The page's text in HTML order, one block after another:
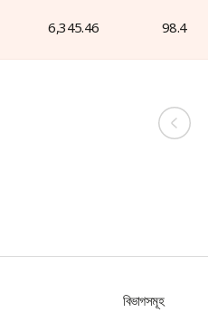
6,345.46 98.4
বিভাগসমূহ